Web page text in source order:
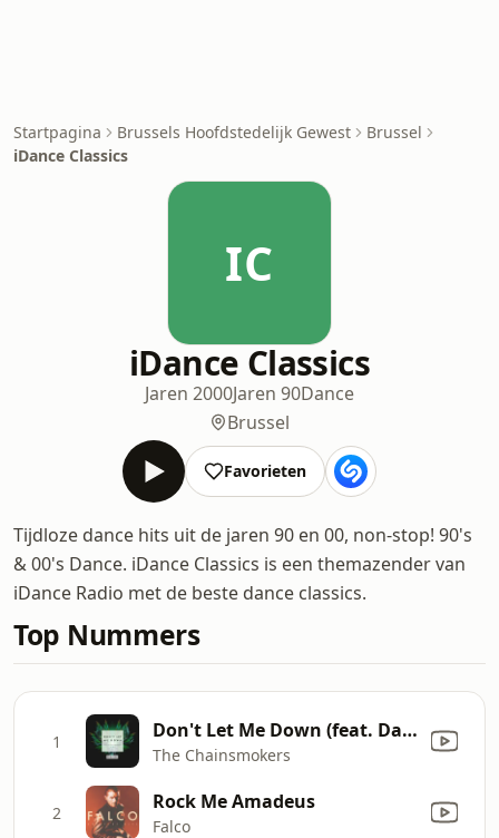
Startpagina Brussels Hoofdstedelijk Gewest
Brussel
iDance Classics
IC
iDance Classics
Jaren 2000Jaren 90Dance
Brussel
Favorieten
Tijdloze dance hits uit de jaren 90 en 00, non-stop! 90's
& 00's Dance. iDance Classics is een themazender van
iDance Radio met de beste dance classics.
Top Nummers
1 Don't Let Me Down (feat. Daya) [Ricky Remedy Remix]
The Chainsmokers
2 Rock Me Amadeus
Falco